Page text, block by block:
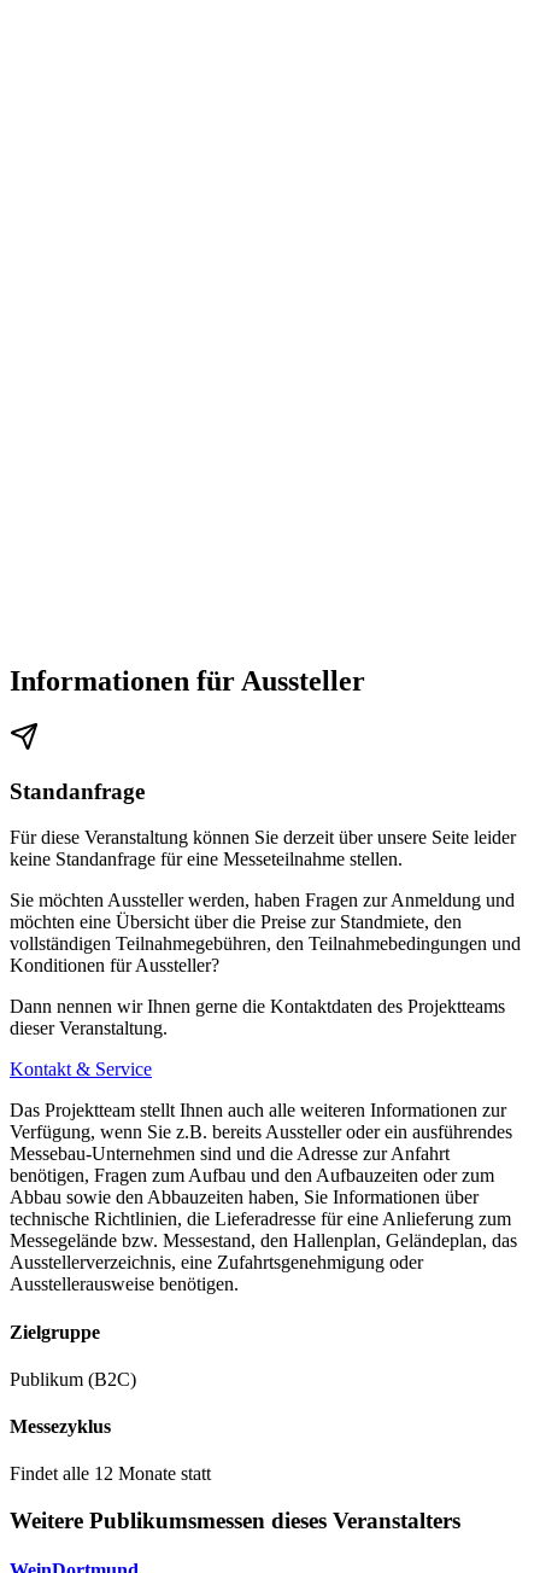
Informationen für Aussteller
Standanfrage
Für diese Veranstaltung können Sie derzeit über unsere Seite leider
keine Standanfrage für eine Messeteilnahme stellen.
Sie möchten Aussteller werden, haben Fragen zur Anmeldung und
möchten eine Übersicht über die Preise zur Standmiete, den
vollständigen Teilnahmegebühren, den Teilnahmebedingungen und
Konditionen für Aussteller?
Dann nennen wir Ihnen gerne die Kontaktdaten des Projektteams
dieser Veranstaltung.
Kontakt & Service
Das Projektteam stellt Ihnen auch alle weiteren Informationen zur
Verfügung, wenn Sie z.B. bereits Aussteller oder ein ausführendes
Messebau-Unternehmen sind und die Adresse zur Anfahrt
benötigen, Fragen zum Aufbau und den Aufbauzeiten oder zum
Abbau sowie den Abbauzeiten haben, Sie Informationen über
technische Richtlinien, die Lieferadresse für eine Anlieferung zum
Messegelände bzw. Messestand, den Hallenplan, Geländeplan, das
Ausstellerverzeichnis, eine Zufahrtsgenehmigung oder
Ausstellerausweise benötigen.
Zielgruppe
Publikum (B2C)
Messezyklus
Findet alle 12 Monate statt
Weitere Publikumsmessen dieses Veranstalters